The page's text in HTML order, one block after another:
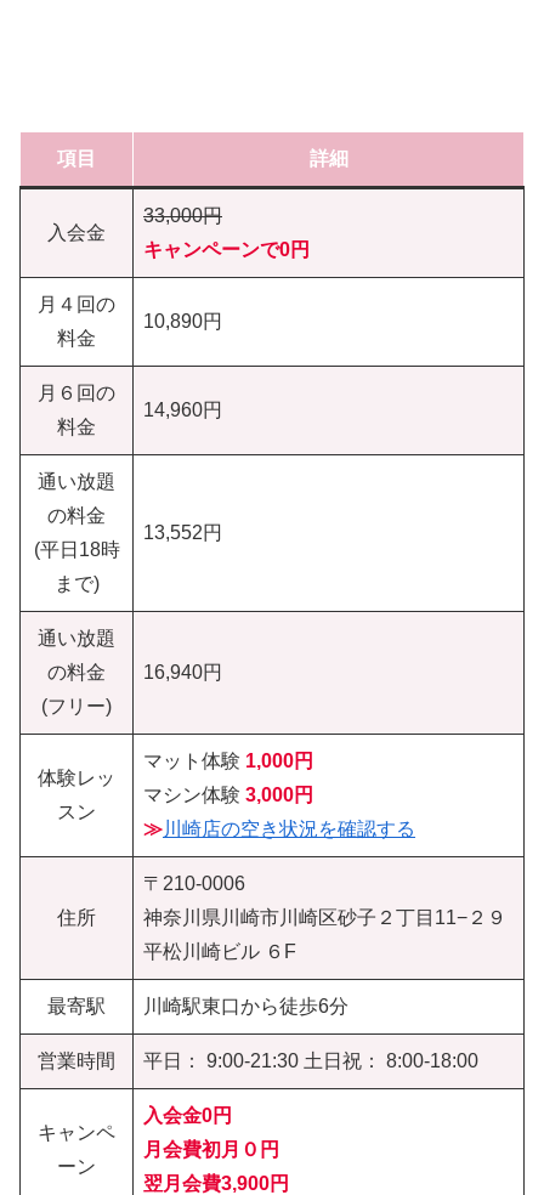
項目 詳細
入会金
33,000円
キャンペーンで0円
月４回の
料金
10,890円
月６回の
料金
14,960円
通い放題
の料金
(平日18時
まで)
13,552円
通い放題
の料金
(フリー)
16,940円
体験レッ
スン
マット体験 1,000円
マシン体験 3,000円
≫川崎店の空き状況を確認する
住所
〒210-0006
神奈川県川崎市川崎区砂子２丁目11−２９
平松川崎ビル ６F
最寄駅 川崎駅東口から徒歩6分
営業時間 平日： 9:00-21:30 土日祝： 8:00-18:00
キャンペ
ーン
入会金0円
月会費初月０円
翌月会費3,900円